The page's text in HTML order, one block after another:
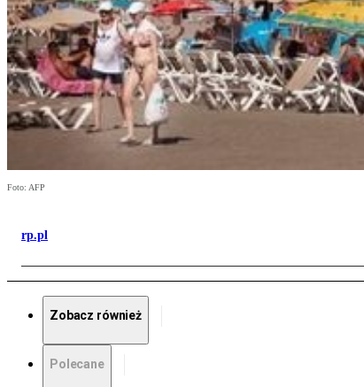
Foto: AFP
rp.pl
Zobacz również
Polecane